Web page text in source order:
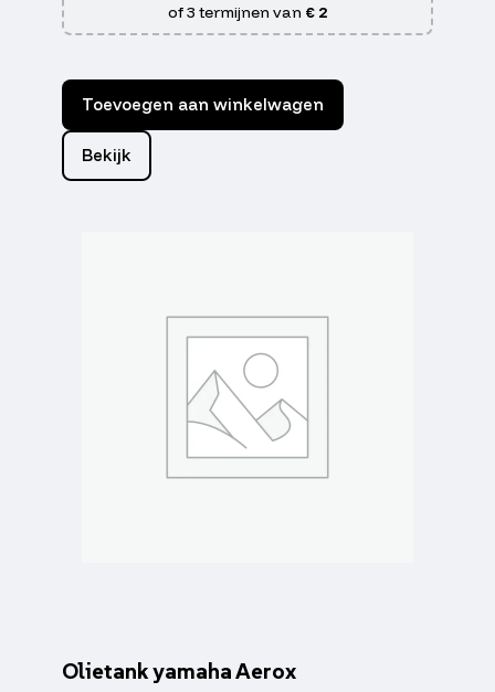
of 3 termijnen van € 2
Toevoegen aan winkelwagen
Bekijk
Olietank yamaha Aerox